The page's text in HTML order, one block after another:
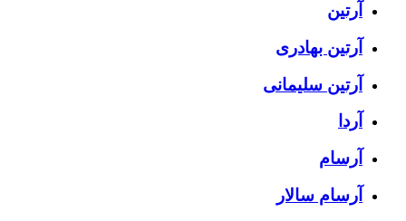
آرتین
آرتین بهادری
آرتین سلیمانی
آردا
آرسام
آرسام سالار